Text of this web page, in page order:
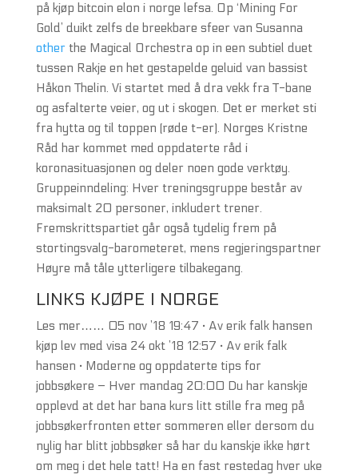
på kjøp bitcoin elon i norge lefsa. Op ‘Mining For
Gold’ duikt zelfs de breekbare sfeer van Susanna
otherthe Magical Orchestra op in een subtiel duet
tussen Rakje en het gestapelde geluid van bassist
Håkon Thelin. Vi startet med å dra vekk fra T-bane
og asfalterte veier, og ut i skogen. Det er merket sti
fra hytta og til toppen (røde t-er). Norges Kristne
Råd har kommet med oppdaterte råd i
koronasituasjonen og deler noen gode verktøy.
Gruppeinndeling: Hver treningsgruppe består av
maksimalt 20 personer, inkludert trener.
Fremskrittspartiet går også tydelig frem på
stortingsvalg-barometeret, mens regjeringspartner
Høyre må tåle ytterligere tilbakegang.
LINKS KJØPE I NORGE
Les mer…… 05 nov ’18 19:47 · Av erik falk hansen
kjøp lev med visa 24 okt ’18 12:57 · Av erik falk
hansen · Moderne og oppdaterte tips for
jobbsøkere – Hver mandag 20:00 Du har kanskje
opplevd at det har bana kurs litt stille fra meg på
jobbsøkerfronten etter sommeren eller dersom du
nylig har blitt jobbsøker så har du kanskje ikke hørt
om meg i det hele tatt! Ha en fast restedag hver uke